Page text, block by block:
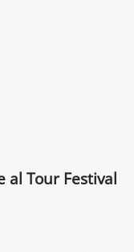
al Tour Festival